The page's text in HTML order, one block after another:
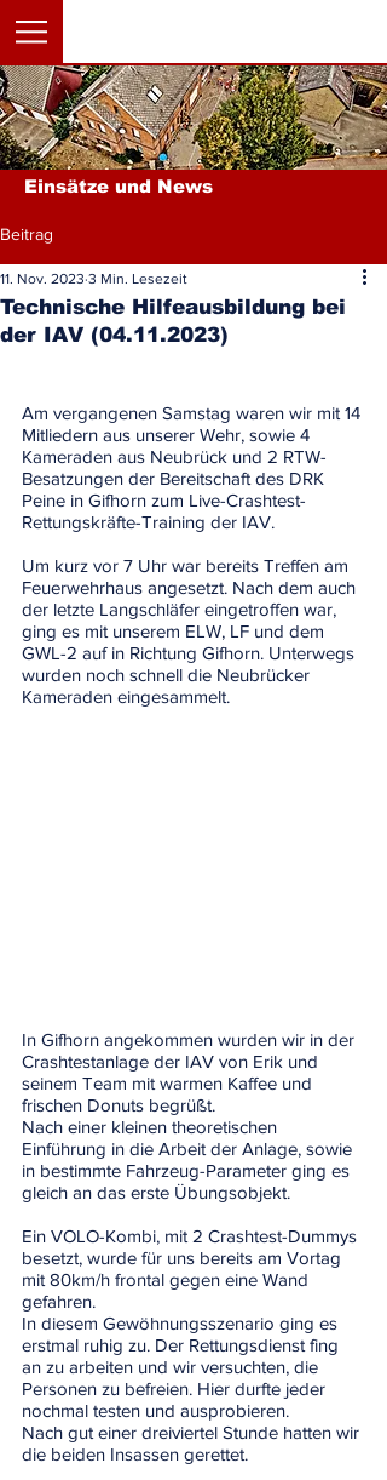
Einsätze und News
Beitrag
Technische Hilfeausbildung bei
der IAV (04.11.2023)
11. Nov. 2023 3 Min. Lesezeit
Am vergangenen Samstag waren wir mit 14
Mitliedern aus unserer Wehr, sowie 4
Kameraden aus Neubrück und 2 RTW-
Besatzungen der Bereitschaft des DRK
Peine in Gifhorn zum Live-Crashtest-
Rettungskräfte-Training der IAV.
Um kurz vor 7 Uhr war bereits Treffen am
Feuerwehrhaus angesetzt. Nach dem auch
der letzte Langschläfer eingetroffen war,
ging es mit unserem ELW, LF und dem
GWL-2 auf in Richtung Gifhorn. Unterwegs
wurden noch schnell die Neubrücker
Kameraden eingesammelt.
In Gifhorn angekommen wurden wir in der
Crashtestanlage der IAV von Erik und
seinem Team mit warmen Kaffee und
frischen Donuts begrüßt.
Nach einer kleinen theoretischen
Einführung in die Arbeit der Anlage, sowie
in bestimmte Fahrzeug-Parameter ging es
gleich an das erste Übungsobjekt.
Ein VOLO-Kombi, mit 2 Crashtest-Dummys
besetzt, wurde für uns bereits am Vortag
mit 80km/h frontal gegen eine Wand
gefahren.
In diesem Gewöhnungsszenario ging es
erstmal ruhig zu. Der Rettungsdienst fing
an zu arbeiten und wir versuchten, die
Personen zu befreien. Hier durfte jeder
nochmal testen und ausprobieren.
Nach gut einer dreiviertel Stunde hatten wir
die beiden Insassen gerettet.